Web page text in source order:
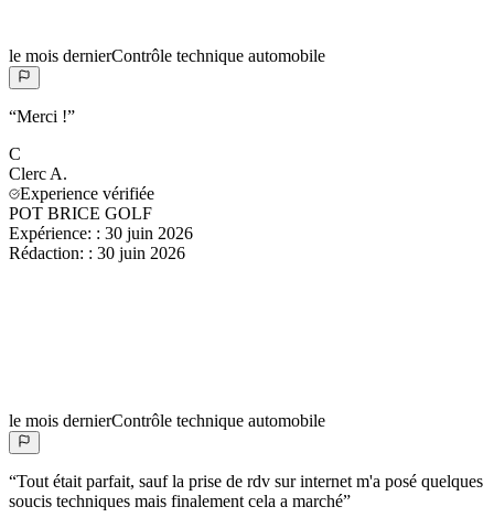
le mois dernierContrôle technique automobile
“Merci !”
C
Clerc A.
Experience vérifiée
POT BRICE GOLF
Expérience: : 30 juin 2026
Rédaction: : 30 juin 2026
le mois dernierContrôle technique automobile
“Tout était parfait, sauf la prise de rdv sur internet m'a posé quelques
soucis techniques mais finalement cela a marché”